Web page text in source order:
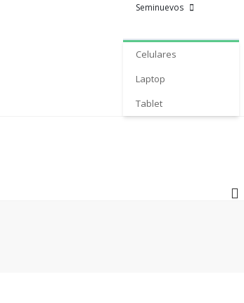
Seminuevos
Celulares
Laptop
Tablet